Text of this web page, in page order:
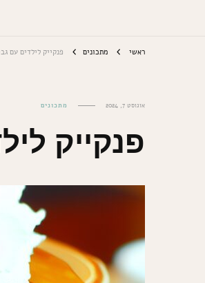
ראשי מתכונים פנקייק לילדים עם
אוגוסט 7, 2024 מתכונים
פנקייק